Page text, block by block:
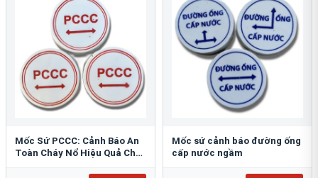
Mốc Sứ PCCC: Cảnh Báo An
Toàn Cháy Nổ Hiệu Quả Cho
Mốc sứ cảnh báo đường ống
cấp nước ngầm